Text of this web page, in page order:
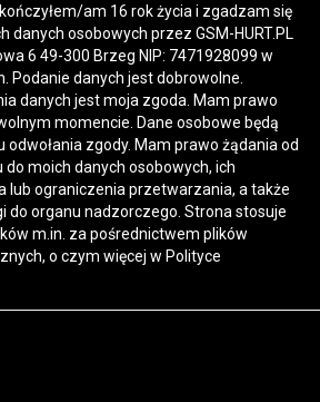
am 16 rok życia i zgadzam się
danych osobowych przez GSM-HURT.PL
6 49-300 Brzeg NIP: 7471928099 w
Podanie danych jest dobrowolne.
danych jest moja zgoda. Mam prawo
momencie. Dane osobowe będą
zgody. Mam prawo żądania od
moich danych osobowych, ich
lub ograniczenia przetwarzania, a także
do organu nadzorczego. Strona stosuje
m.in. za pośrednictwem plików
o czym więcej w Polityce